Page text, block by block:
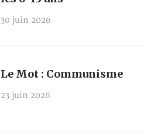
30 juin 2026
Le Mot : Communisme
23 juin 2026